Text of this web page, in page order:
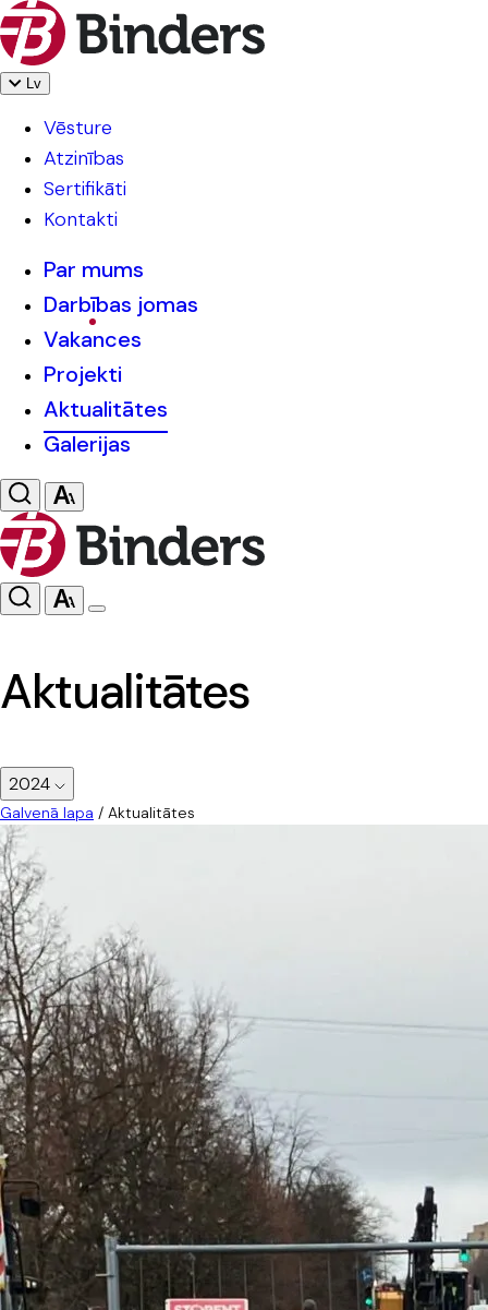
Lv
Vēsture
Atzinības
Sertifikāti
Kontakti
Par mums
Darbības jomas
Vakances
Projekti
Aktualitātes
Galerijas
Aktualitātes
2024
Galvenā lapa / Aktualitātes